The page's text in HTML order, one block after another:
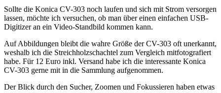
Sollte die Konica CV-303 noch laufen und sich mit Strom versorgen
lassen, möchte ich versuchen, ob man über einen einfachen USB-
Digitizer an ein Video-Standbild kommen kann.
Auf Abbildungen bleibt die wahre Größe der CV-303 oft unerkannt,
weshalb ich die Streichholzschachtel zum Vergleich mitfotografiert
habe. Für 12 Euro inkl. Versand habe ich die interessante Konica
CV-303 gerne mit in die Sammlung aufgenommen.
Der Blick durch den Sucher, Zoomen und Fokussieren haben etwas